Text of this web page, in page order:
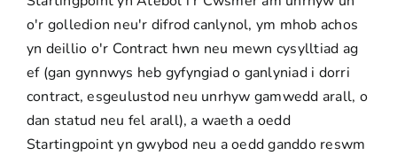
o'r golledion neu'r difrod canlynol, ym mhob achos
yn deillio o'r Contract hwn neu mewn cysylltiad ag
ef (gan gynnwys heb gyfyngiad o ganlyniad i dorri
contract, esgeulustod neu unrhyw gamwedd arall, o
dan statud neu fel arall), a waeth a oedd
Startingpoint yn gwybod neu a oedd ganddo reswm